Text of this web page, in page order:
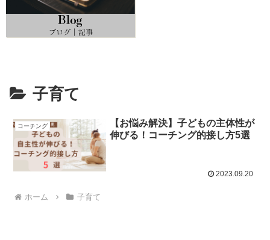
子育て
コーチング
【お悩み解決】子どもの主体性が
伸びる！コーチング的接し方5選
2023.09.20
ホーム 子育て